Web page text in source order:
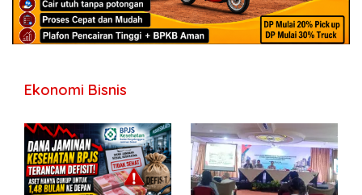
Ekonomi Bisnis